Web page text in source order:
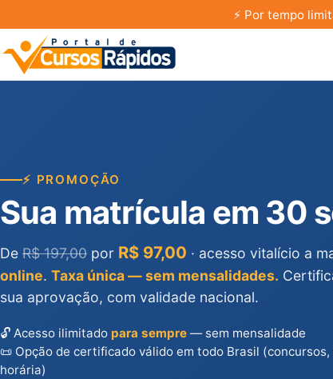
⚡ Por tempo
⚡ PROMOÇÃO
Sua matrícula em 30
De R$ 197,00 por R$ 97,00 · acesso vitalício a
online. Taxa única — sem mensalidades.
sua aprovação, com validade nacional.
🔓 Acesso ilimitado para sempre — sem mensalidade
📜 Opção de certificado válido em todo Brasil
horária)